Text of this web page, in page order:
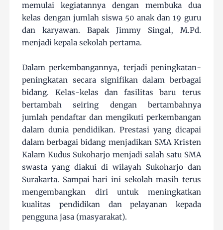
memulai kegiatannya dengan membuka dua
kelas dengan jumlah siswa 50 anak dan 19 guru
dan karyawan. Bapak Jimmy Singal, M.Pd.
menjadi kepala sekolah pertama.
Dalam perkembangannya, terjadi peningkatan-
peningkatan secara signifikan dalam berbagai
bidang. Kelas-kelas dan fasilitas baru terus
bertambah seiring dengan bertambahnya
jumlah pendaftar dan mengikuti perkembangan
dalam dunia pendidikan. Prestasi yang dicapai
dalam berbagai bidang menjadikan SMA Kristen
Kalam Kudus Sukoharjo menjadi salah satu SMA
swasta yang diakui di wilayah Sukoharjo dan
Surakarta. Sampai hari ini sekolah masih terus
mengembangkan diri untuk meningkatkan
kualitas pendidikan dan pelayanan kepada
pengguna jasa (masyarakat).